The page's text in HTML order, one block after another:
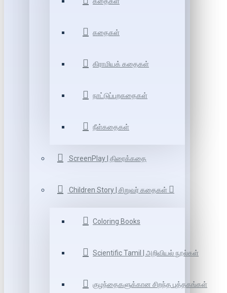
கதைகள்
கிராமியக் கதைகள்
நாட்டுப்புறகதைகள்
நீள்கதைகள்
ScreenPlay | திரைக்கதை
Children Story | சிறுவர் கதைகள்
Coloring Books
Scientific Tamil | அறிவியல் நூல்கள்
குழந்தைகளுக்கான சிறந்த புத்தகங்கள்